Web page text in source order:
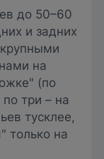
до 50–60
и задних
на
(по
три – на
тусклее,
только на